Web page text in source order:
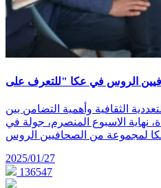
الثقافية وأهمية التضامن بين
نهاية الاسبوع المنصرم، جولة في
2025/01/27
136547